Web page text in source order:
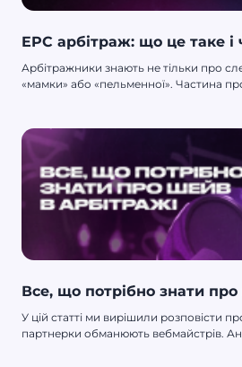
EPC арбітраж: що це таке
Арбітражники знають не тільки про
«мамки» або «пельменної». Частина
можеш судити, чи не потребує
добре йде трафік, а де — погано, які
відключити тощо. Одна з таких метрик
арбітражникам приблизно так само, як
статті розберемося, як із цим EPC
якщо він занадто низький.
Все, що потрібно знати
У цій статті ми вирішили розповісти
партнерки обманюють вебмайстрів.